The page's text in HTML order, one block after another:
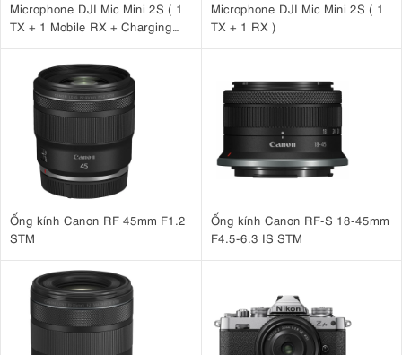
Microphone DJI Mic Mini 2S ( 1
TX + 1 Mobile RX + Charging
Microphone DJI Mic Mini 2S ( 1
TX + 1 RX )
Ống kính Canon RF 45mm F1.2
STM
Ống kính Canon RF-S 18-45mm
F4.5-6.3 IS STM